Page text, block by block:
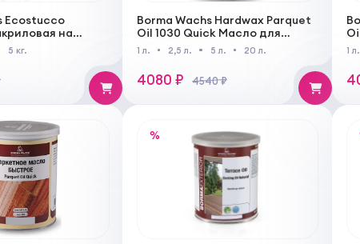
Ecostucco
на
5 кг.
Borma Wachs Hardwax Parquet
Oil 1030 Quick Масло для
паркета с твердым воском
1 л. 2,5 л. 5 л. 20 л.
4080 ₽ 4540 ₽
1 л.
%